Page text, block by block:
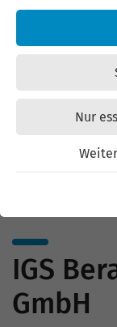
Nur
Mit
IGS
GmbH